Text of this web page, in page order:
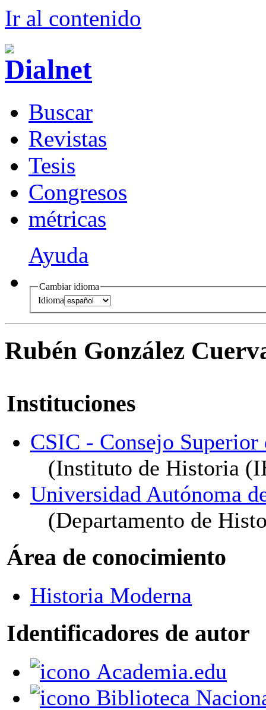
Ir al contenido
Buscar
Revistas
Tesis
Congresos
métricas
Ayuda
Cambiar idioma
Idioma
Rubén González
Instituciones
CSIC - Consejo
(Instituto de Historia
Universidad Autónoma
(Departamento de
Área de conocimiento
Historia Moderna
Identificadores de autor
Academia.edu